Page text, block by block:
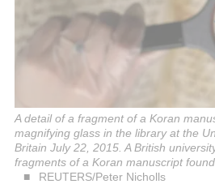
A detail of a fragment of a Koran
magnifying glass in the library at the
Britain July 22, 2015. A British
fragments of a Koran manuscript
REUTERS/Peter Nicholls